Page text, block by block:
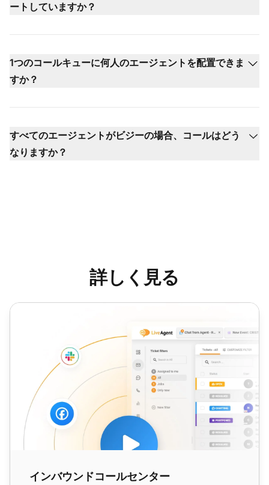
ートしていますか？
1つのコールキューに何人のエージェントを配置できま
すか？
すべてのエージェントがビジーの場合、コールはどう
なりますか？
詳しく見る
インバウンドコールセンター
インバウンドコールセンター